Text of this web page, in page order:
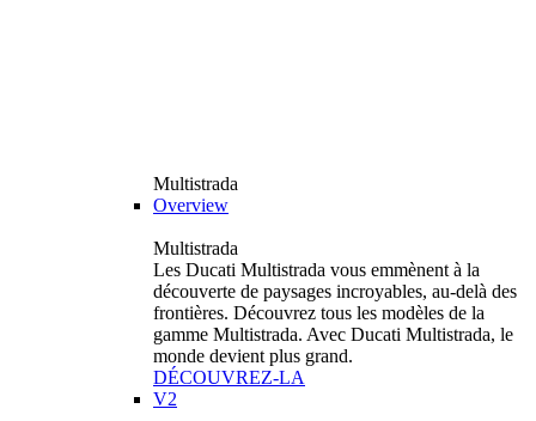
Multistrada
Overview
Multistrada
Les Ducati Multistrada vous emmènent à la
découverte de paysages incroyables, au-delà des
frontières. Découvrez tous les modèles de la
gamme Multistrada. Avec Ducati Multistrada, le
monde devient plus grand.
DÉCOUVREZ-LA
V2